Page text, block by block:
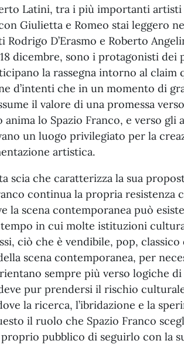
Latini, tra i più importanti
Giulietta e Romeo stai leggero
Rodrigo D’Erasmo e Roberto
dicembre, sono i protagonisti dei
la rassegna intorno al claim
d’intenti che in un momento di
il valore di una promessa
anima lo Spazio Franco, e verso gli
un luogo privilegiato per la
artistica.
scia che caratterizza la sua
continua la propria resistenza
la scena contemporanea può
in cui molte istituzioni
ciò che è vendibile, pop,
scena contemporanea, per
sempre più verso logiche di
pur prendersi il rischio
la ricerca, l’ibridazione e la
il ruolo che Spazio Franco
pubblico di seguirlo con la